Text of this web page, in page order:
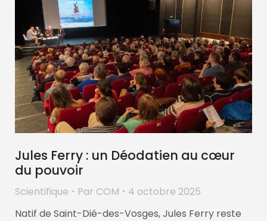
Jules Ferry : un Déodatien au cœur
du pouvoir
Scientifique Par COM
4 octobre 2025
Natif de Saint-Dié-des-Vosges, Jules Ferry reste